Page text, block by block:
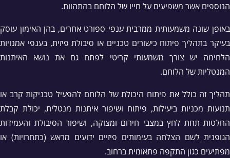
הנוספים אשר משפיעים על חייו של הלוחם בהתהוות.
באופן שונה משמעותית ממרבית ענפי ספורט אחרים, בהן האימון עוסק
בעיקר בתהליך פיתוח כישורים טכניים או סיבולת פיזית, בענפי אמנויות
הלחימה יש צורך משמעותי קריטי לפתח גם את נושא האיתנות
המנטליות של הלוחם.
תהליך זה כולל את פיתוח היכולת של הלוחם להפעיל טכניקות קרב או
תנועות מכניות ביעילות, פיתוח ושיפור איתנות מנטלית, יכולת קבלת
החלטות תחת לחץ במצבי חירום ומצוקה, ושיפור הסיבולת והעמידות
הגופנית לשם הצלחה בעימותים פיזיים ידועים מראש (כתחרויות) או
מפתיעים כגון התקפה פתאומית ברחוב.